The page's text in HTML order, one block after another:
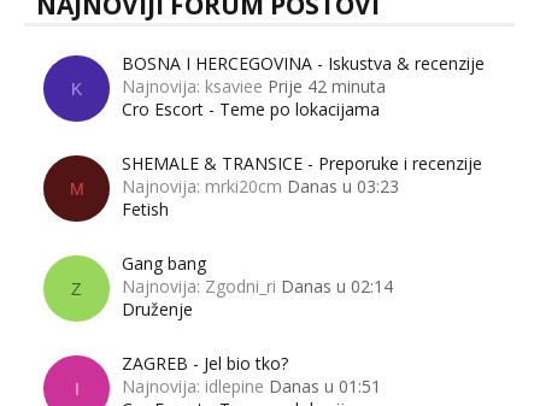
K
BOSNA I HERCEGOVINA - Iskustva & recenzije
Najnovija: ksaviee Prije 42 minuta
Cro Escort - Teme po lokacijama
M
SHEMALE & TRANSICE - Preporuke i recenzije
Najnovija: mrki20cm Danas u 03:23
Fetish
Z
Gang bang
Najnovija: Zgodni_ri Danas u 02:14
Druženje
I
ZAGREB - Jel bio tko?
Najnovija: idlepine Danas u 01:51